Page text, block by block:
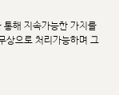
통해 지속가능한 가치를
상으로 처리가능하며 그